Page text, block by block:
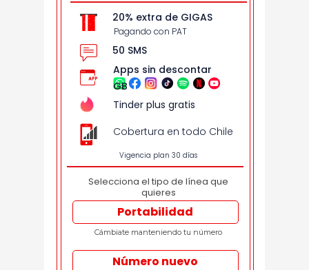
Portabilidad
50 SMS
Apps sin descontar
GB
Tinder plus gratis
Vigencia plan 30 días
Cámbiate manteniendo tu número
Número nuevo
Selecciona el tipo de línea que
quieres
20% extra de GIGAS
Pagando con PAT
Cobertura en todo Chile